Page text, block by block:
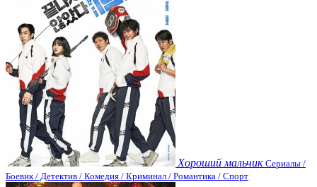
Хороший мальчик Сериалы /
Боевик / Детектив / Комедия / Криминал / Романтика / Спорт